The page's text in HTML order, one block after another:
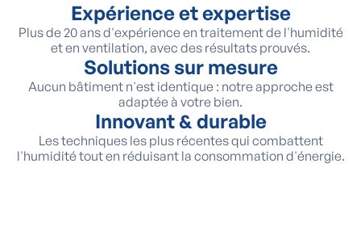
Expérience et expertise
Plus de 20 ans d'expérience en traitement de l'humidité
et en ventilation, avec des résultats prouvés.
Solutions sur mesure
Aucun bâtiment n'est identique : notre approche est
adaptée à votre bien.
Innovant & durable
Les techniques les plus récentes qui combattent
l'humidité tout en réduisant la consommation d'énergie.